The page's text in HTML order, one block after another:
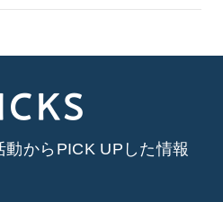
からPICK UPした情報